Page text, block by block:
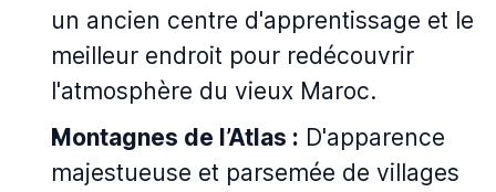
un ancien centre d'apprentissage et le
meilleur endroit pour redécouvrir
l'atmosphère du vieux Maroc.
Montagnes de l’Atlas : D'apparence
majestueuse et parsemée de villages